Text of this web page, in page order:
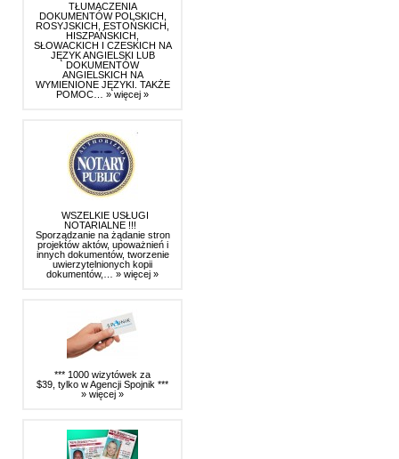
TŁUMACZENIA
DOKUMENTÓW POLSKICH,
ROSYJSKICH, ESTOŃSKICH,
HISZPAŃSKICH,
SŁOWACKICH I CZESKICH NA
JĘZYK ANGIELSKI LUB
DOKUMENTÓW
ANGIELSKICH NA
WYMIENIONE JĘZYKI. TAKŻE
POMOC… » więcej »
WSZELKIE USŁUGI
NOTARIALNE !!!
Sporządzanie na żądanie stron
projektów aktów, upoważnień i
innych dokumentów, tworzenie
uwierzytelnionych kopii
dokumentów,… » więcej »
*** 1000 wizytówek za
$39, tylko w Agencji Spojnik ***
» więcej »